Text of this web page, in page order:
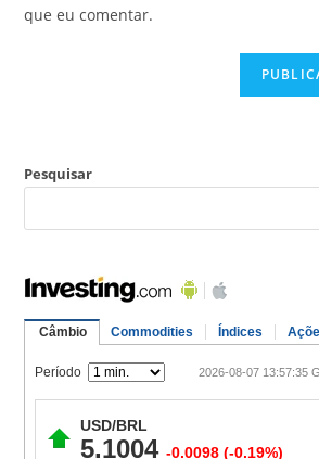
que eu comentar.
Pesquisar